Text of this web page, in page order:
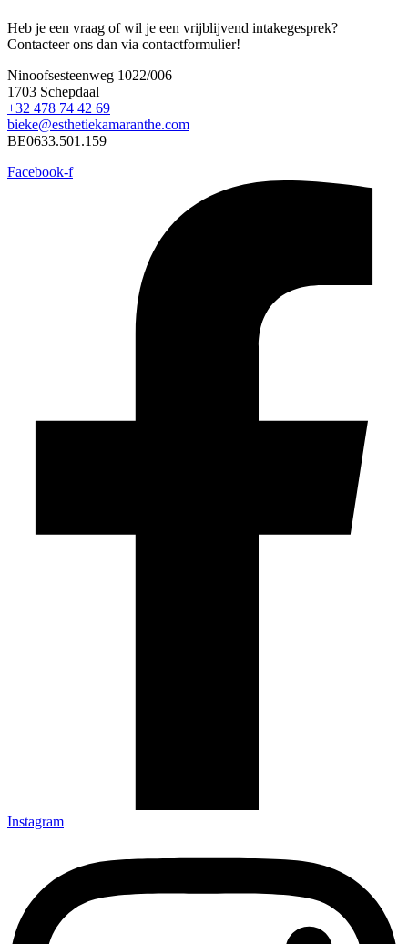
Heb je een vraag of wil je een vrijblijvend intakegesprek?
Contacteer ons dan via contactformulier!
Ninoofsesteenweg 1022/006
1703 Schepdaal
+32 478 74 42 69
bieke@esthetiekamaranthe.com
BE0633.501.159
Facebook-f
Instagram